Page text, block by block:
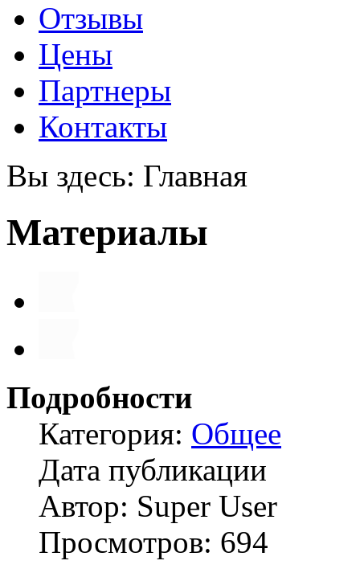
Отзывы
Цены
Партнеры
Контакты
Вы здесь: Главная
Материалы
Подробности
Категория: Общее
Дата публикации
Автор: Super User
Просмотров: 694